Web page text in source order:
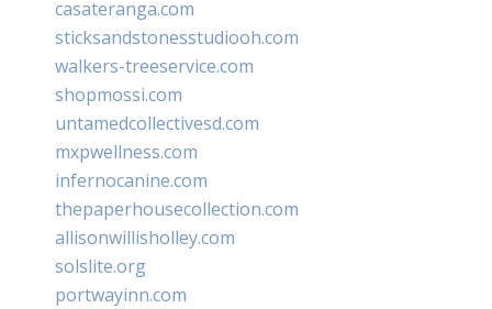
casateranga.com
sticksandstonesstudiooh.com
walkers-treeservice.com
shopmossi.com
untamedcollectivesd.com
mxpwellness.com
infernocanine.com
thepaperhousecollection.com
allisonwillisholley.com
solslite.org
portwayinn.com